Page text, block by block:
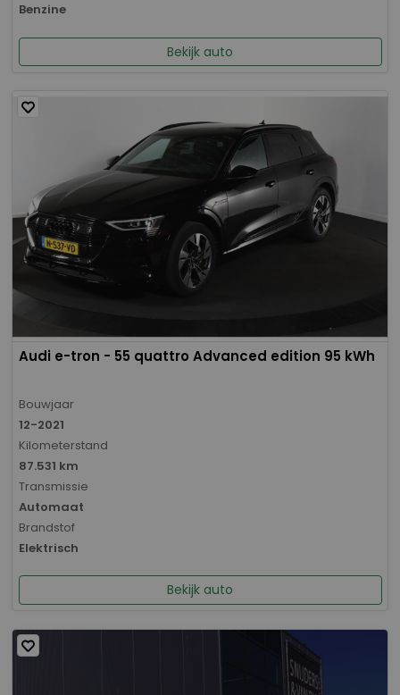
Benzine
Bekijk auto
Audi e-tron - 55 quattro Advanced edition 95 kWh
Bouwjaar
12-2021
Kilometerstand
87.531 km
Transmissie
Automaat
Brandstof
Elektrisch
Bekijk auto